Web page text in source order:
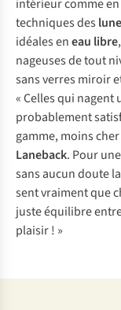
intérieur comme
techniques des
idéales eneau libre
nageuses de tout
sans verres miroir
« Celles qui nagent
probablement
gamme, moins
Laneback. Pour une
sans aucun doute la
sent vraiment que
juste équilibre
plaisir ! »